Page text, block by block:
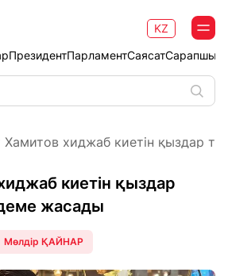
ПрезидентПарламентСаясат
KZ
Хамитов хиджаб киетін қыздар
киетін қыздар
жасады
Мөлдір ҚАЙНАР